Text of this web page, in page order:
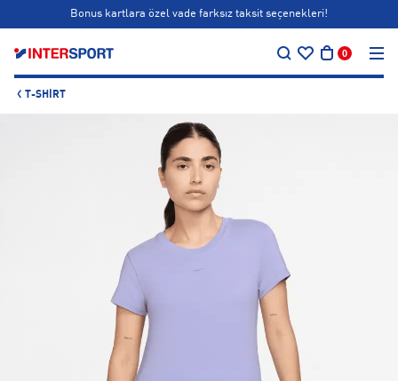
Bonus kartlara özel vade farksız taksit seçenekleri!
0
T-SHIRT